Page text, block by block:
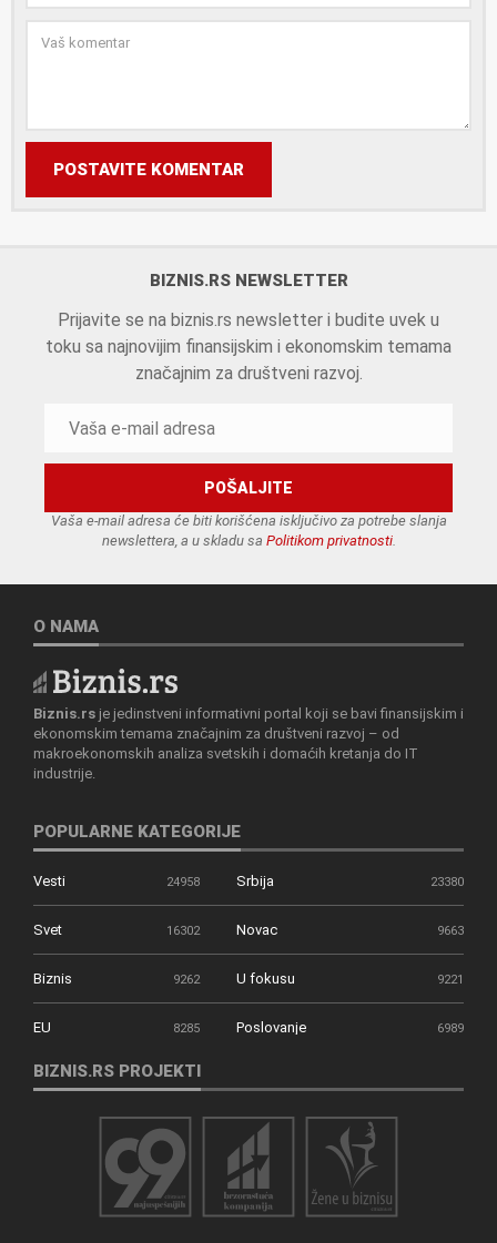
POSTAVITE KOMENTAR
BIZNIS.RS NEWSLETTER
Prijavite se na biznis.rs newsletter i budite uvek u
toku sa najnovijim finansijskim i ekonomskim temama
značajnim za društveni razvoj.
Vaša e-mail adresa će biti korišćena isključivo za potrebe slanja
newslettera, a u skladu sa Politikom privatnosti.
O NAMA
Biznis.rs je jedinstveni informativni portal koji se bavi finansijskim i
ekonomskim temama značajnim za društveni razvoj – od
makroekonomskih analiza svetskih i domaćih kretanja do IT
industrije.
POPULARNE KATEGORIJE
Vesti 24958 Srbija 23380
Svet 16302 Novac 9663
Biznis 9262 U fokusu 9221
EU 8285 Poslovanje 6989
BIZNIS.RS PROJEKTI